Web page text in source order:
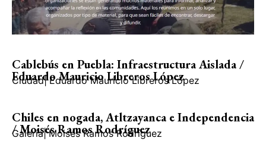
Cablebús en Puebla: Infraestructura Aislada /
Eduardo Mauricio Libreros López
Ciudad| Eduardo Mauricio Libreros López
Chiles en nogada, Atltzayanca e Independencia
/ Moisés Ramos Rodríguez
Galería| Moisés Ramos Rodríguez